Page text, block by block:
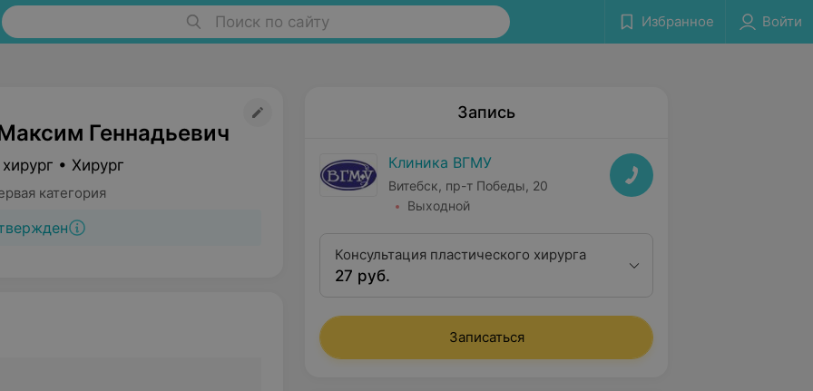
Поиск по сайту Избранное Войти
Геннадьевич
• Хирург
категория
Запись
Клиника ВГМУ
Витебск, пр-т Победы, 20
Выходной
Консультация пластического хирурга
27 руб.
Записаться